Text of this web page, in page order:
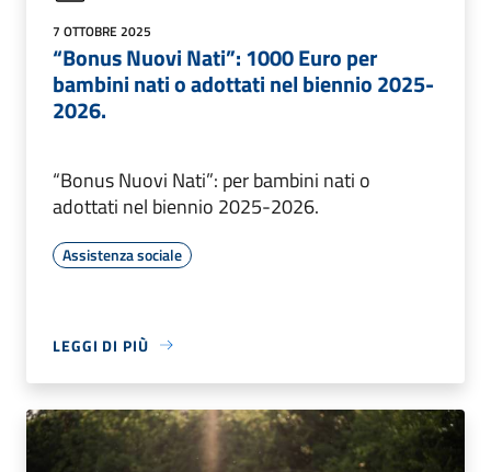
7 OTTOBRE 2025
“Bonus Nuovi Nati”: 1000 Euro per
bambini nati o adottati nel biennio 2025-
2026.
“Bonus Nuovi Nati”: per bambini nati o
adottati nel biennio 2025-2026.
Assistenza sociale
LEGGI DI PIÙ